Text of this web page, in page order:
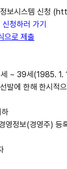
보시스템 신청 (
청하러 가기
으로 제출
세 ~ 39세(1985.
발에 한해 한시적
영정보(경영주) 등